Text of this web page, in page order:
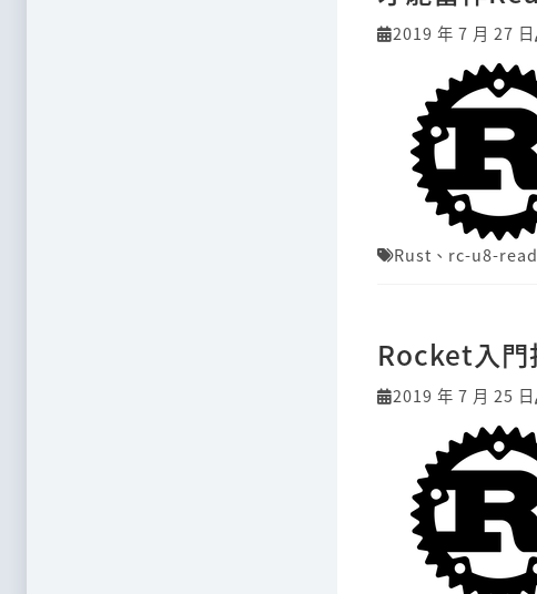
2019 年 7 月 27 日
Rust 、 rc-u8-
Rocket入門
2019 年 7 月 25 日